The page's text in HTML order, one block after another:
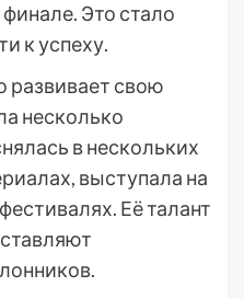
Это стало
к успеху.
развивает свою
несколько
в нескольких
выступала на
Её талант